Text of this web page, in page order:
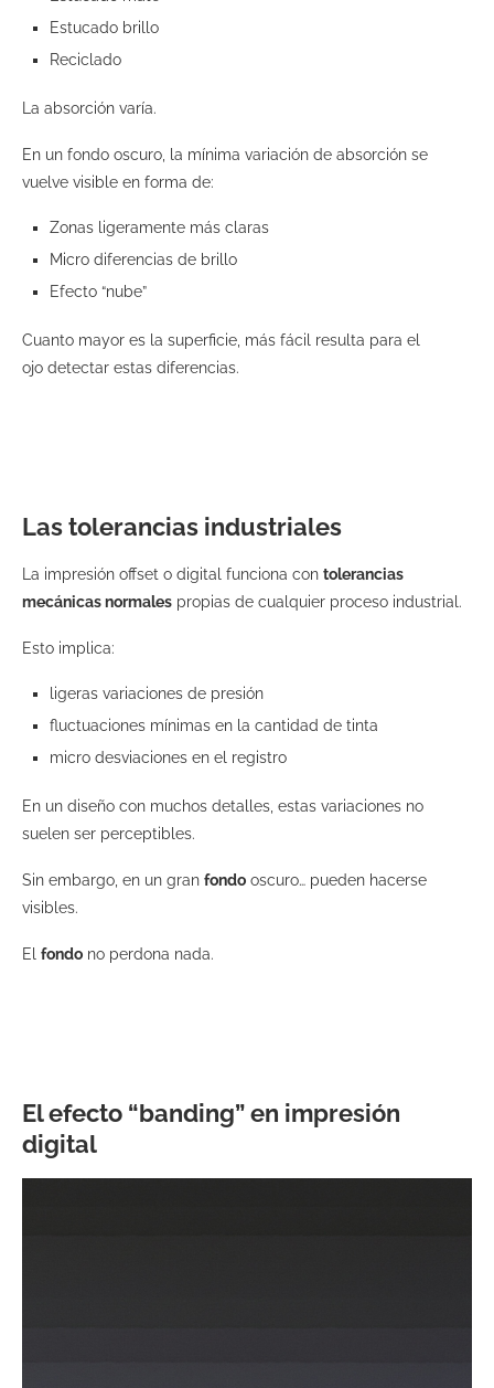
Estucado brillo
Reciclado
La absorción varía.
En un fondo oscuro, la mínima variación de absorción se
vuelve visible en forma de:
Zonas ligeramente más claras
Micro diferencias de brillo
Efecto “nube”
Cuanto mayor es la superficie, más fácil resulta para el
ojo detectar estas diferencias.
Las tolerancias industriales
La impresión offset o digital funciona con tolerancias
mecánicas normales propias de cualquier proceso industrial.
Esto implica:
ligeras variaciones de presión
fluctuaciones mínimas en la cantidad de tinta
micro desviaciones en el registro
En un diseño con muchos detalles, estas variaciones no
suelen ser perceptibles.
Sin embargo, en un gran fondo oscuro… pueden hacerse
visibles.
El fondo no perdona nada.
El efecto “banding” en impresión
digital